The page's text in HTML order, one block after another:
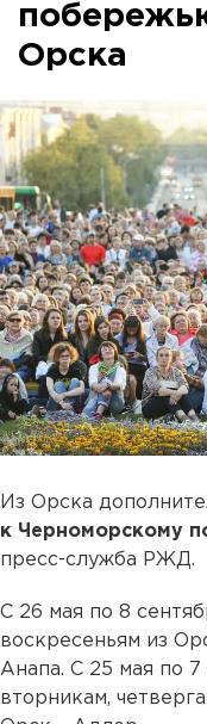
Орска
Из Орска
к Черноморскому
пресс-служба РЖД.
С 26 мая по 8
воскресеньям из
Анапа. С 25 мая по 7
вторникам,